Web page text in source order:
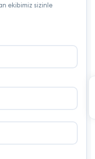
ekibimiz sizinle